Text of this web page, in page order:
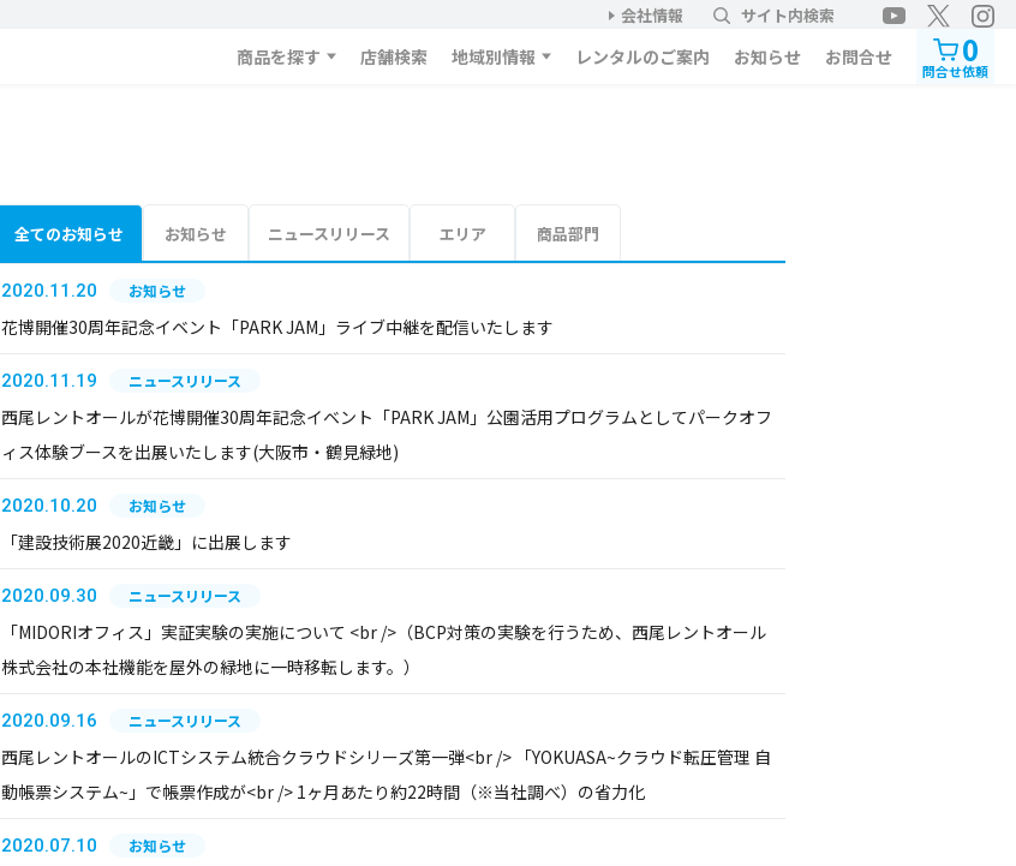
会社情報 サイト内検索
商品を探す 店舗検索 地域別情報 レンタルのご案内 お知らせ お問合せ 0
問合せ依頼
全てのお知らせ お知らせ ニュースリリース エリア 商品部門
2020.11.20 お知らせ
花博開催30周年記念イベント「PARK JAM」ライブ中継を配信いたします
2020.11.19 ニュースリリース
西尾レントオールが花博開催30周年記念イベント「PARK JAM」公園活用プログラムとしてパークオフ
ィス体験ブースを出展いたします(大阪市・鶴見緑地)
2020.10.20 お知らせ
「建設技術展2020近畿」に出展します
2020.09.30 ニュースリリース
「MIDORIオフィス」実証実験の実施について <br />（BCP対策の実験を行うため、西尾レントオール
株式会社の本社機能を屋外の緑地に一時移転します。）
2020.09.16 ニュースリリース
西尾レントオールのICTシステム統合クラウドシリーズ第一弾<br /> 「YOKUASA~クラウド転圧管理 自
動帳票システム~」で帳票作成が<br /> 1ヶ月あたり約22時間（※当社調べ）の省力化
2020.07.10 お知らせ